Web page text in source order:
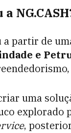
a partir de
e
uma
explorado
,